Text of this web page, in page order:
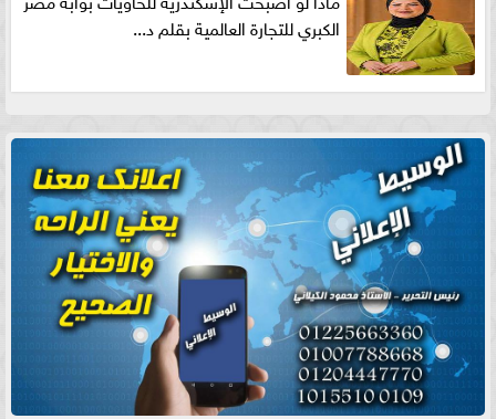
الكبري للتجارة العالمية بقلم د...